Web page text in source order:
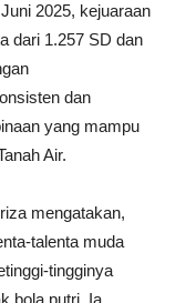
2025, kejuaraan
dari 1.257 SD dan
dan
yang mampu
Air.
mengatakan,
talenta muda
tingginya